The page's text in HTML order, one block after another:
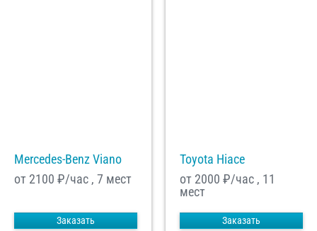
Mercedes-Benz Viano
от 2100 ₽/час , 7 мест
Заказать
Toyota Hiace
от 2000 ₽/час , 11
мест
Заказать